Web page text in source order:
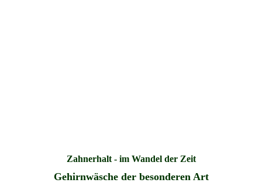
Zahnerhalt - im Wandel der Zeit
Gehirnwäsche der besonderen Art